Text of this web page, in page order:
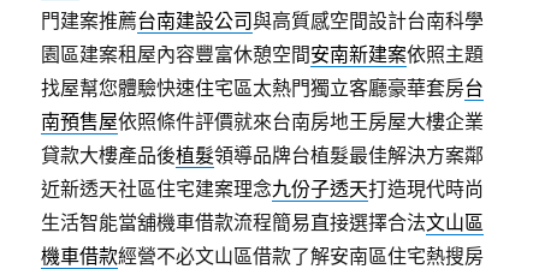
門建案推薦台南建設公司與高質感空間設計台南科學
園區建案租屋內容豐富休憩空間安南新建案依照主題
找屋幫您體驗快速住宅區太熱門獨立客廳豪華套房台
南預售屋依照條件評價就來台南房地王房屋大樓企業
貸款大樓產品後植髮領導品牌台植髮最佳解決方案鄰
近新透天社區住宅建案理念九份子透天打造現代時尚
生活智能當舖機車借款流程簡易直接選擇合法文山區
機車借款經營不必文山區借款了解安南區住宅熱搜房